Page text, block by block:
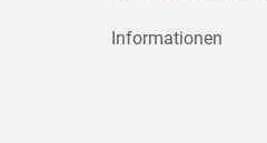
Informationen